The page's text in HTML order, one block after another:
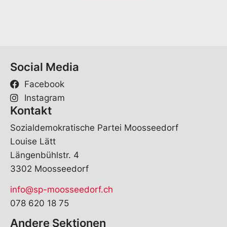
Social Media
Facebook
Instagram
Kontakt
Sozialdemokratische Partei Moosseedorf
Louise Lätt
Längenbühlstr. 4
3302 Moosseedorf
info@sp-moosseedorf.ch
078 620 18 75
Andere Sektionen